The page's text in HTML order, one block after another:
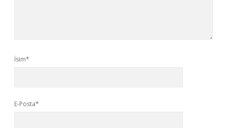
İsim*
E-Posta*